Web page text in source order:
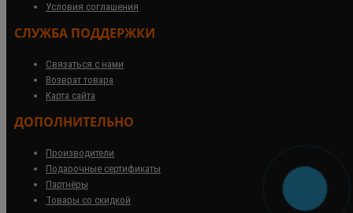
Условия соглашения
СЛУЖБА ПОДДЕРЖКИ
Связаться с нами
Возврат товара
Карта сайта
ДОПОЛНИТЕЛЬНО
Производители
Подарочные сертификаты
Партнёры
Товары со скидкой